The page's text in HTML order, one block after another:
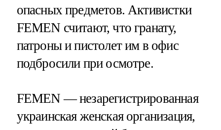
опасных предметов. Активистки
FEMEN считают, что гранату,
патроны и пистолет им в офис
подбросили при осмотре.
FEMEN — незарегистрированная
украинская женская организация,